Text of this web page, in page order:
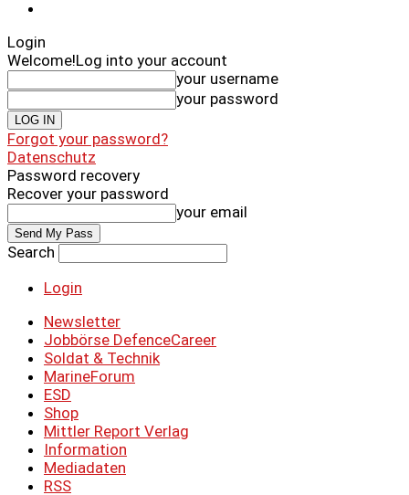
Login
Welcome!Log into your account
your username
your password
Forgot your password?
Datenschutz
Password recovery
Recover your password
your email
Search
Login
Newsletter
Jobbörse DefenceCareer
Soldat & Technik
MarineForum
ESD
Shop
Mittler Report Verlag
Information
Mediadaten
RSS